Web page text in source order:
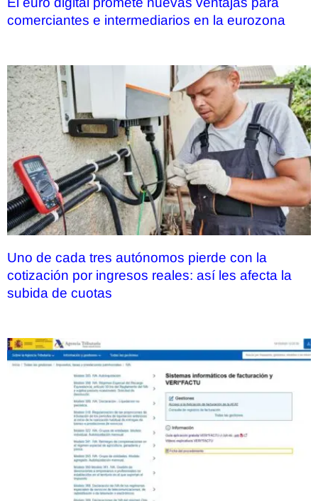
comerciantes e intermediarios en la eurozona
Uno de cada tres autónomos pierde con la
cotización por ingresos reales: así les afecta la
subida de cuotas